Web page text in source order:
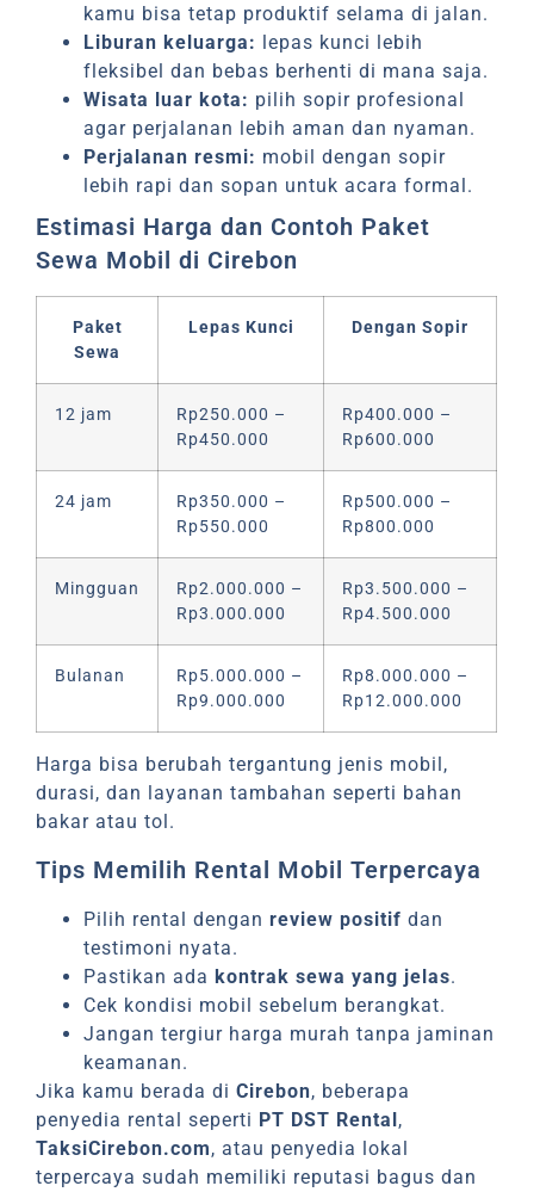
kamu bisa tetap produktif selama di jalan.
Liburan keluarga: lepas kunci lebih
fleksibel dan bebas berhenti di mana saja.
Wisata luar kota: pilih sopir profesional
agar perjalanan lebih aman dan nyaman.
Perjalanan resmi: mobil dengan sopir
lebih rapi dan sopan untuk acara formal.
Estimasi Harga dan Contoh Paket
Sewa Mobil di Cirebon
Paket
Sewa
Lepas Kunci Dengan Sopir
12 jam
Rp250.000 –
Rp450.000
Rp400.000 –
Rp600.000
24 jam
Rp350.000 –
Rp550.000
Rp500.000 –
Rp800.000
Mingguan
Rp2.000.000 –
Rp3.000.000
Rp3.500.000 –
Rp4.500.000
Bulanan
Rp5.000.000 –
Rp9.000.000
Rp8.000.000 –
Rp12.000.000
Harga bisa berubah tergantung jenis mobil,
durasi, dan layanan tambahan seperti bahan
bakar atau tol.
Tips Memilih Rental Mobil Terpercaya
Pilih rental denganreview positif dan
testimoni nyata.
Pastikan adakontrak sewa yang jelas.
Cek kondisi mobil sebelum berangkat.
Jangan tergiur harga murah tanpa jaminan
keamanan.
Jika kamu berada diCirebon, beberapa
penyedia rental seperti PT DST Rental,
TaksiCirebon.com, atau penyedia lokal
terpercaya sudah memiliki reputasi bagus dan